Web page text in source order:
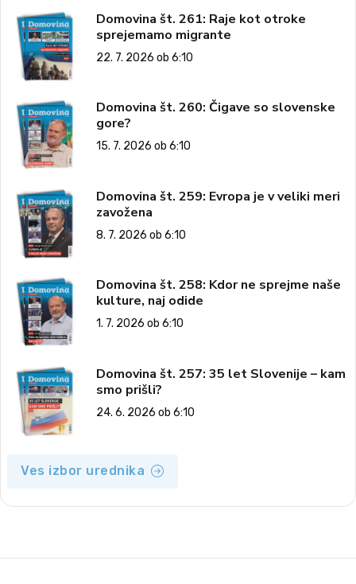
Domovina št. 261: Raje kot otroke
sprejemamo migrante
22. 7. 2026 ob 6:10
Domovina št. 260: Čigave so slovenske
gore?
15. 7. 2026 ob 6:10
Domovina št. 259: Evropa je v veliki meri
zavožena
8. 7. 2026 ob 6:10
Domovina št. 258: Kdor ne sprejme naše
kulture, naj odide
1. 7. 2026 ob 6:10
Domovina št. 257: 35 let Slovenije – kam
smo prišli?
24. 6. 2026 ob 6:10
Ves izbor urednika